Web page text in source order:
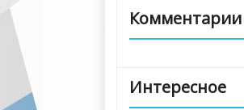
Комментарии
Интересное